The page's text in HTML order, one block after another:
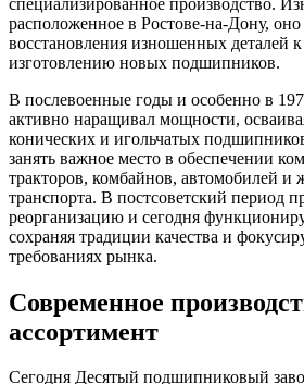
расположенное в Ростове-на-Дону,
восстановления изношенных деталей
изготовлению новых подшипников.
В послевоенные годы и особенно в
активно наращивал мощности,
конических и игольчатых
занять важное место в обеспечении
тракторов, комбайнов, автомобилей и
транспорта. В постсоветский период
реорганизацию и сегодня
сохраняя традиции качества и
требованиях рынка.
Современное
ассортимент
Сегодня Десятый подшипниковый